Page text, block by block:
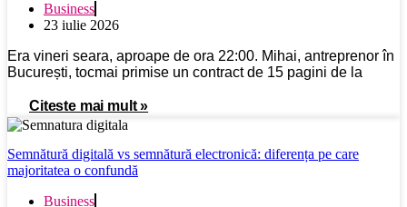
Business
23 iulie 2026
Era vineri seara, aproape de ora 22:00. Mihai, antreprenor în
București, tocmai primise un contract de 15 pagini de la
Citeste mai mult »
Semnătură digitală vs semnătură electronică: diferența pe care
majoritatea o confundă
Business